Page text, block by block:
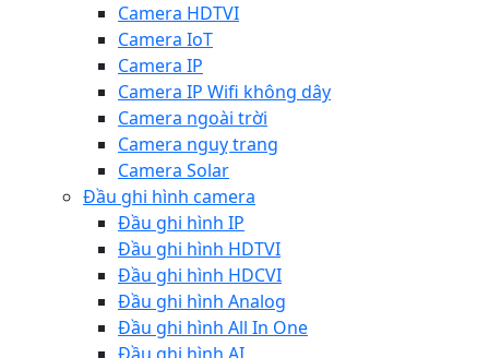
Camera HDTVI
Camera IoT
Camera IP
Camera IP Wifi không dây
Camera ngoài trời
Camera nguỵ trang
Camera Solar
Đầu ghi hình camera
Đầu ghi hình IP
Đầu ghi hình HDTVI
Đầu ghi hình HDCVI
Đầu ghi hình Analog
Đầu ghi hình All In One